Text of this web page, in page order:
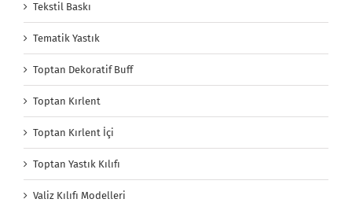
Tekstil Baskı
Tematik Yastık
Toptan Dekoratif Buff
Toptan Kırlent
Toptan Kırlent İçi
Toptan Yastık Kılıfı
Valiz Kılıfı Modelleri